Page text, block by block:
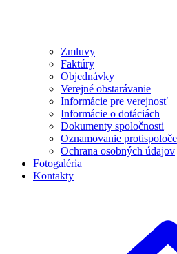
Zmluvy
Faktúry
Objednávky
Verejné obstarávanie
Informácie pre verejnosť
Informácie o dotáciách
Dokumenty spoločnosti
Oznamovanie
Ochrana osobných údajov
Fotogaléria
Kontakty